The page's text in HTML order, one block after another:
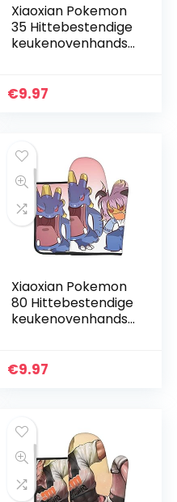
Xiaoxian Pokemon
35 Hittebestendige
keukenovenhandsc
n en
€9.97
Xiaoxian Pokemon
80 Hittebestendige
keukenovenhandsc
n en
€9.97